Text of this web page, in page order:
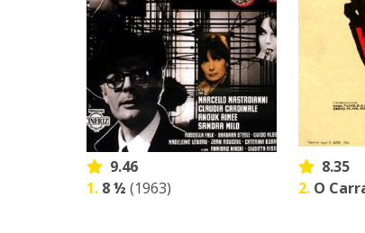
9.46
1. 8 ½ (1963)
8.35
2. O